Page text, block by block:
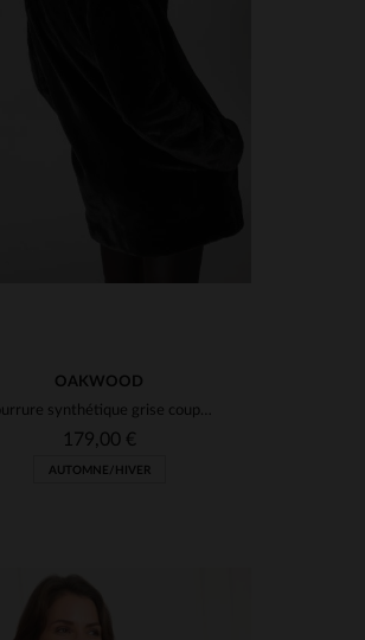
OAKWOOD
Fourrure synthétique grise coupe confort
179,00 €
AUTOMNE/HIVER